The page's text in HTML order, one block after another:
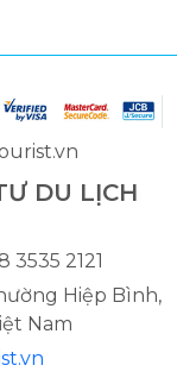
DU LỊCH
3535 2121
Hiệp Bình,
Nam